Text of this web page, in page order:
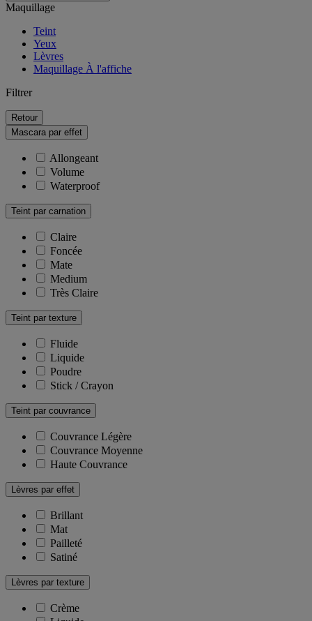
Maquillage
Teint
Yeux
Lèvres
Maquillage À l'affiche
Filtrer
Retour
Mascara par effet
Allongeant
Volume
Waterproof
Teint par carnation
Claire
Foncée
Mate
Medium
Très Claire
Teint par texture
Fluide
Liquide
Poudre
Stick / Crayon
Teint par couvrance
Couvrance Légère
Couvrance Moyenne
Haute Couvrance
Lèvres par effet
Brillant
Mat
Pailleté
Satiné
Lèvres par texture
Crème